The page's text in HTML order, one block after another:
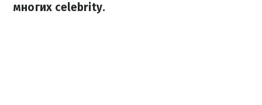
многих celebrity.